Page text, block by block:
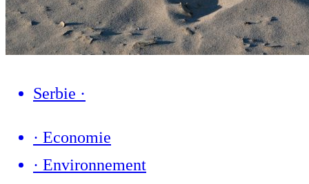
Serbie ·
· Economie
· Environnement